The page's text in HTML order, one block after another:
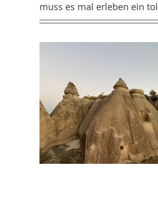
muss es mal erleben ein